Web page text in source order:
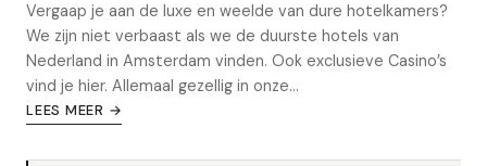
Vergaap je aan de luxe en weelde van dure hotelkamers?
We zijn niet verbaast als we de duurste hotels van
Nederland in Amsterdam vinden. Ook exclusieve Casino’s
vind je hier. Allemaal gezellig in onze...
LEES MEER →